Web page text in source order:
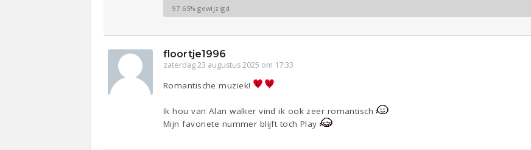
97.65% gewijzigd
floortje1996
zaterdag 23 augustus 2025 om 17:33
Romantische muziek!
Ik hou van Alan walker vind ik ook zeer romantisch
Mijn favoriete nummer blijft toch Play